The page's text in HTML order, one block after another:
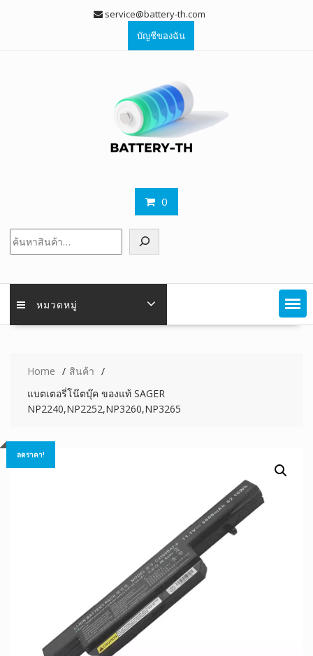
service@battery-th.com
บัญชีของฉัน
0
หมวดหมู่
Home
สินค้า
แบตเตอรี่โน๊ตบุ๊ค ของแท้ SAGER
NP2240,NP2252,NP3260,NP3265
ลดราคา!